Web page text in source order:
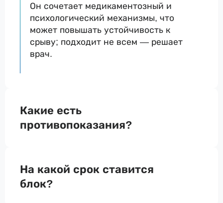
Он сочетает медикаментозный и
психологический механизмы, что
может повышать устойчивость к
срыву; подходит не всем — решает
врач.
Какие есть
противопоказания?
На какой срок ставится
блок?